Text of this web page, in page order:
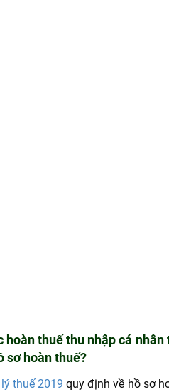
thuế thu nhập cá nhân
sơ hoàn thuế?
thuế 2019 quy định về hồ sơ